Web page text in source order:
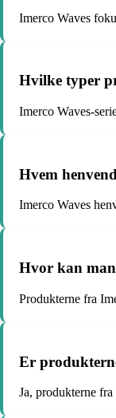
Imerco Waves
Hvilke typer
Imerco Waves-
Hvem
Imerco Waves
Hvor kan
Produkterne fra
Er
Ja, produkterne